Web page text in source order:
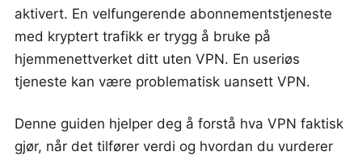
aktivert. En velfungerende abonnementstjeneste
med kryptert trafikk er trygg å bruke på
hjemmenettverket ditt uten VPN. En useriøs
tjeneste kan være problematisk uansett VPN.
Denne guiden hjelper deg å forstå hva VPN faktisk
gjør, når det tilfører verdi og hvordan du vurderer